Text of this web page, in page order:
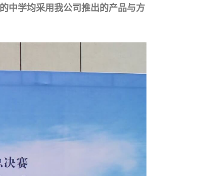
的中学均采用我公司推出的产品与方